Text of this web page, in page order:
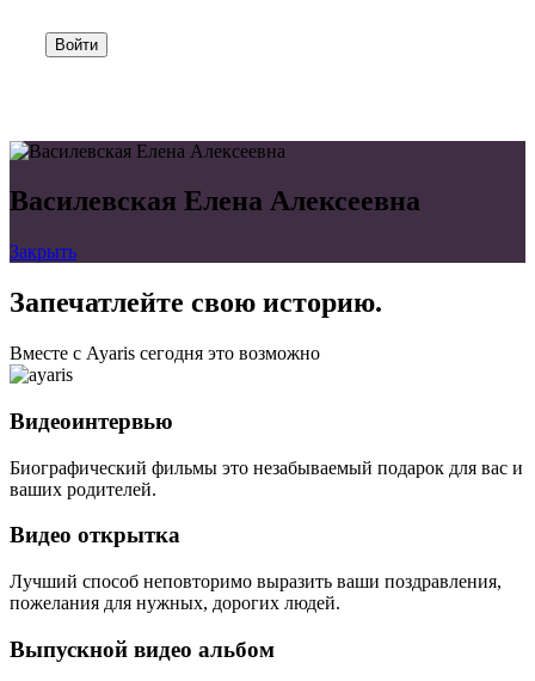
Войти
Василевская Елена Алексеевна
Закрыть
Запечатлейте свою историю.
Вместе с Ayaris сегодня это возможно
Видеоинтервью
Биографический фильмы это незабываемый подарок для вас и
ваших родителей.
Видео открытка
Лучший способ неповторимо выразить ваши поздравления,
пожелания для нужных, дорогих людей.
Выпускной видео альбом